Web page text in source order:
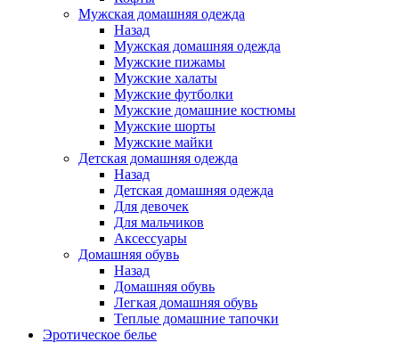
Мужская домашняя одежда
Назад
Мужская домашняя одежда
Мужские пижамы
Мужские халаты
Мужские футболки
Мужские домашние костюмы
Мужские шорты
Мужские майки
Детская домашняя одежда
Назад
Детская домашняя одежда
Для девочек
Для мальчиков
Аксессуары
Домашняя обувь
Назад
Домашняя обувь
Легкая домашняя обувь
Теплые домашние тапочки
Эротическое белье